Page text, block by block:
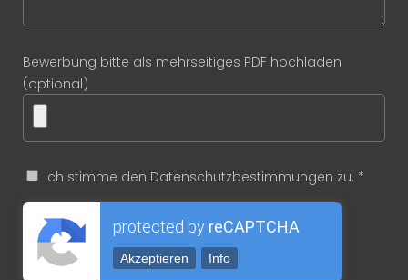
Bewerbung bitte als mehrseitiges PDF hochladen
(optional)
Ich stimme den Datenschutzbestimmungen zu. *
protected by reCAPTCHA
Akzeptieren Info